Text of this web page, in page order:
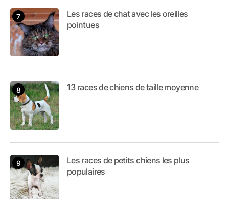
Les races de chat avec les oreilles
pointues
13 races de chiens de taille moyenne
Les races de petits chiens les plus
populaires